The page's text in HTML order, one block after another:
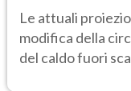
Le attuali
modifica della
del caldo fuori